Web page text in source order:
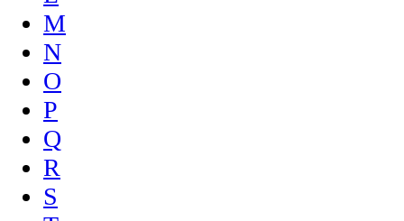
M
N
O
P
Q
R
S